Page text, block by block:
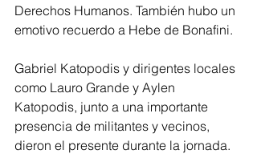
Derechos Humanos. También hubo un
emotivo recuerdo a Hebe de Bonafini.
Gabriel Katopodis y dirigentes locales
como Lauro Grande y Aylen
Katopodis, junto a una importante
presencia de militantes y vecinos,
dieron el presente durante la jornada.